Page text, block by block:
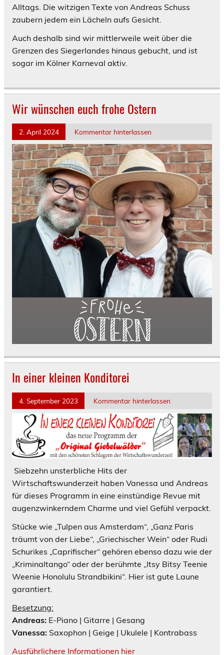
Alltags. Die witzigen Texte von Andreas Schuss
zaubern jedem ein Lächeln aufs Gesicht.
Auch deshalb sind wir mittlerweile weit über die
Grenzen des Siegerlandes hinaus gebucht, und ist
sogar im Kölner Karneval aktiv.
Wir wünschen euch frohe Ostern
2. April 2024 Kommentar hinterlassen
In einer kleinen Konditorei
4. September 2023 Kommentar hinterlassen
Siebzehn unsterbliche Hits der
Wirtschaftswunderzeit haben Vanessa und Andreas
für dieses Programm in eine einstündige Revue mit
augenzwinkerndem Charme und viel Gefühl verpackt.
Stücke wie „Tulpen aus Amsterdam“, „Ganz Paris
träumt von der Liebe“, „Griechischer Wein“ oder Rudi
Schurikes „Caprifischer“ gehören ebenso dazu wie der
„Kriminaltango“ oder der berühmte „Itsy Bitsy Teenie
Weenie Honolulu Strandbikini“. Hier ist gute Laune
garantiert.
Besetzung:
Andreas: E-Piano | Gitarre | Gesang
Vanessa: Saxophon | Geige | Ukulele | Kontrabass
Ausführlichere Informationen hier